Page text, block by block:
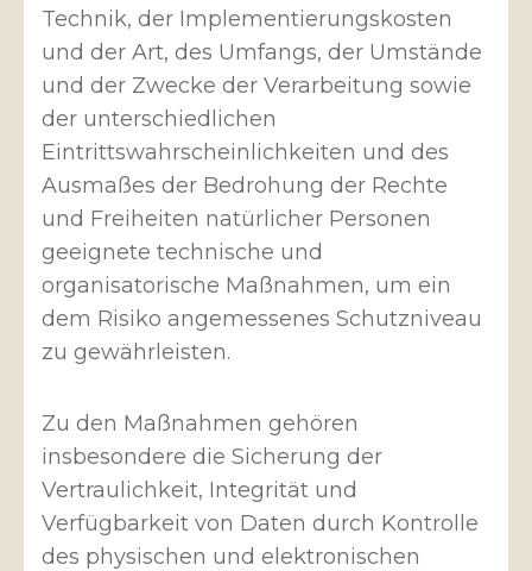
Technik, der Implementierungskosten
und der Art, des Umfangs, der Umstände
und der Zwecke der Verarbeitung sowie
der unterschiedlichen
Eintrittswahrscheinlichkeiten und des
Ausmaßes der Bedrohung der Rechte
und Freiheiten natürlicher Personen
geeignete technische und
organisatorische Maßnahmen, um ein
dem Risiko angemessenes Schutzniveau
zu gewährleisten.
Zu den Maßnahmen gehören
insbesondere die Sicherung der
Vertraulichkeit, Integrität und
Verfügbarkeit von Daten durch Kontrolle
des physischen und elektronischen